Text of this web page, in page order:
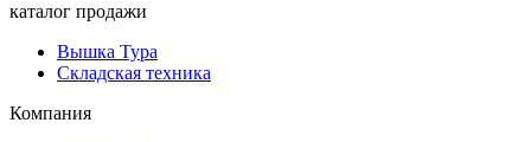
каталог продажи
Вышка Тура
Складская техника
Компания